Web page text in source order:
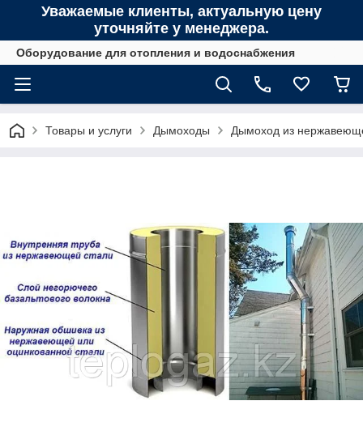
Уважаемые клиенты, актуальную цену
уточняйте у менеджера.
Оборудование для отопления и водоснабжения
Товары и услуги Дымоходы Дымоход из